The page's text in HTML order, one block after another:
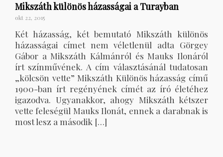
Mikszáth különös házasságai a Turayban
okt 22, 2015
Két házasság, két bemutató Mikszáth különös
házasságai címet nem véletlenül adta Görgey
Gábor a Mikszáth Kálmánról és Mauks Ilonáról
írt színművének. A cím választásánál tudatosan
„kölcsön vette” Mikszáth Különös házasság című
1900-ban írt regényének címét az író életéhez
igazodva. Ugyanakkor, ahogy Mikszáth kétszer
vette feleségül Mauks Ilonát, ennek a darabnak is
most lesz a második […]